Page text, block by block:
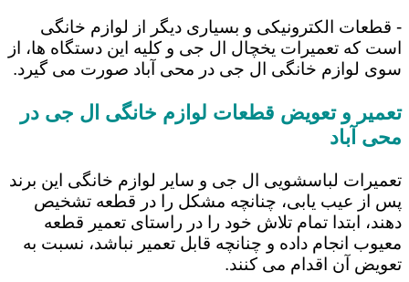
- قطعات الکترونیکی و بسیاری دیگر از لوازم خانگی
است که تعمیرات یخچال ال جی و کلیه این دستگاه ها، از
سوی لوازم خانگی ال جی در محی آباد صورت می گیرد.
تعمیر و تعویض قطعات لوازم خانگی ال جی در
محی آباد
تعمیرات لباسشویی ال جی و سایر لوازم خانگی این برند
پس از عیب یابی، چنانچه مشکل را در قطعه تشخیص
دهند، ابتدا تمام تلاش خود را در راستای تعمیر قطعه
معیوب انجام داده و چنانچه قابل تعمیر نباشد، نسبت به
تعویض آن اقدام می کنند.